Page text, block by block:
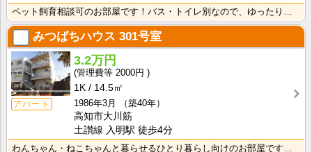
ペット飼育相談可のお部屋です！バス・トイレ別なので、ゆったり湯船に浸かれますね！
みつばちハウス 301号室
アパート
3.2万円
2000円
1K
14.5㎡
1986年3月
（築40年）
高知市大川筋
土讃線 入明駅 徒歩4分